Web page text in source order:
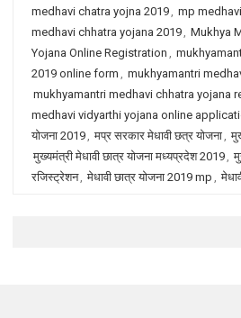
medhavi chatra yojna 2019, mp
medhavi chhatra yojana 2019, Mukhya
Yojana Online Registration ,
2019 online form , mukhyamantri
mukhyamantri medhavi chhatra yojana
medhavi vidyarthi yojana online
योजना 2019, मप्र सरकार मेधावी छत्र योजना,
मुख्यमंत्री मेधावी छात्र योजना मध्यप्रदेश 2019,
रजिस्ट्रेशन, मेधावी छात्र योजना 2019 mp ,